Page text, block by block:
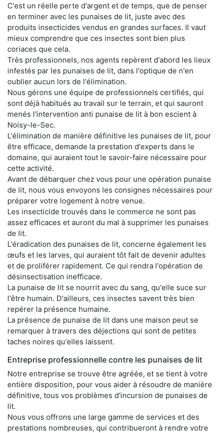
C'est un réelle perte d'argent et de temps, que de penser
en terminer avec les punaises de lit, juste avec des
produits insecticides vendus en grandes surfaces. Il vaut
mieux comprendre que ces insectes sont bien plus
coriaces que cela.
Très professionnels, nos agents repèrent d'abord les lieux
infestés par les punaises de lit, dans l'optique de n'en
oublier aucun lors de l'élimination.
Nous gérons une équipe de professionnels certifiés, qui
sont déjà habitués au travail sur le terrain, et qui sauront
menés l'intervention anti punaise de lit à bon escient à
Noisy-le-Sec.
L'élimination de manière définitive les punaises de lit, pour
être efficace, demande la prestation d'experts dans le
domaine, qui auraient tout le savoir-faire nécessaire pour
cette activité.
Avant de débarquer chez vous pour une opération punaise
de lit, nous vous envoyons les consignes nécessaires pour
préparer votre logement à notre venue.
Les insecticide trouvés dans le commerce ne sont pas
assez efficaces et auront du mal à supprimer les punaises
de lit.
L'éradication des punaises de lit, concerne également les
œufs et les larves, qui auraient tôt fait de devenir adultes
et de proliférer rapidement. Ce qui rendra l'opération de
désinsectisation inefficace.
La punaise de lit se nourrit avec du sang, qu'elle suce sur
l'être humain. D'ailleurs, ces insectes savent très bien
repérer la présence humaine.
La présence de punaise de lit dans une maison peut se
remarquer à travers des déjections qui sont de petites
taches noires qu'elles laissent.
Entreprise professionnelle contre les punaises de lit
Notre entreprise se trouve être agréée, et se tient à votre
entière disposition, pour vous aider à résoudre de manière
définitive, tous vos problèmes d'incursion de punaises de
lit.
Nous vous offrons une large gamme de services et des
prestations nombreuses, qui contribueront à rendre votre